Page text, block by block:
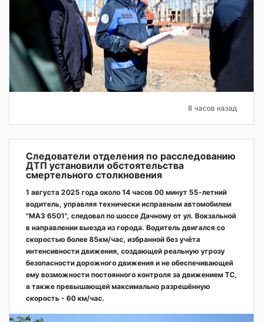
8 часов назад
Следователи отделения по расследованию
ДТП установили обстоятельства
смертельного столкновения
1 августа 2025 года около 14 часов 00 минут 55-летний
водитель, управляя технически исправным автомобилем
"МАЗ 6501", следовал по шоссе Дачному от ул. Вокзальной
в направлении выезда из города. Водитель двигался со
скоростью более 85км/час, избранной без учёта
интенсивности движения, создающей реальную угрозу
безопасности дорожного движения и не обеспечивающей
ему возможности постоянного контроля за движением ТС,
а также превышающей максимально разрешённую
скорость - 60 км/час.